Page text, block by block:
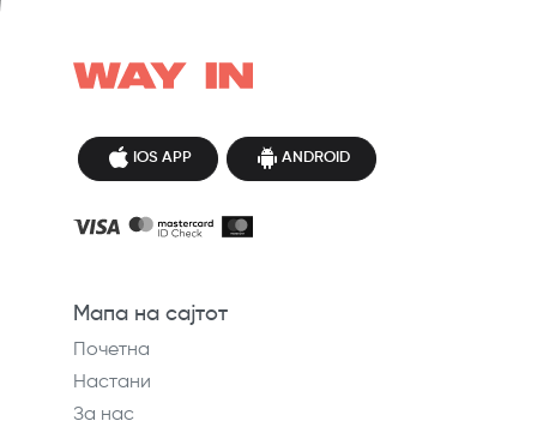
IOS APP ANDROID
Мапа на сајтот
Почетна
Настани
За нас